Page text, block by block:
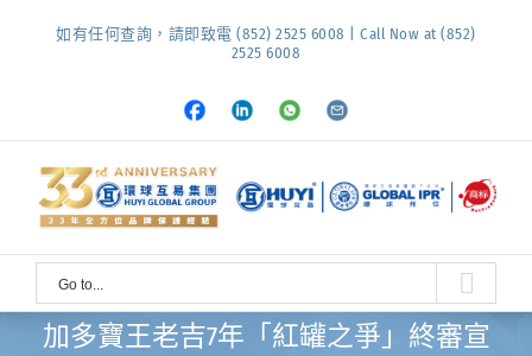
如有任何查詢，請即致電 (852) 2525 6008 | Call Now at (852)
2525 6008
Facebook
LinkedInWhatsapp
Email
Go to...
加多寶王老吉7年「紅罐之爭」終審宣